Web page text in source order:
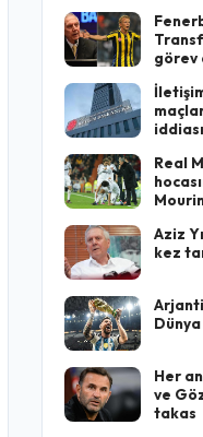
görev
Real
Aziz
kez
Her
ve
takas